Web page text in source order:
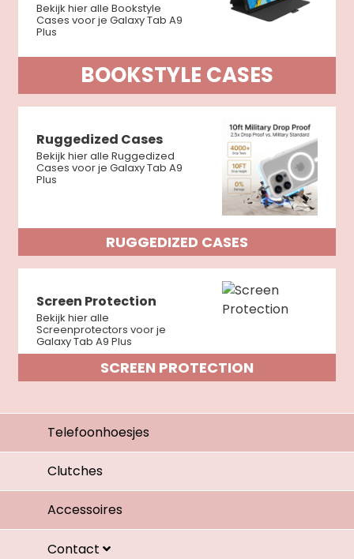
Bekijk hier alle Bookstyle
Cases voor je Galaxy Tab A9
Plus
BOOKSTYLE CASES
Ruggedized Cases
Bekijk hier alle Ruggedized
Cases voor je Galaxy Tab A9
Plus
RUGGEDIZED CASES
Screen Protection
Bekijk hier alle
Screenprotectors voor je
Galaxy Tab A9 Plus
SCREEN PROTECTION
Telefoonhoesjes
Clutches
Accessoires
Contact